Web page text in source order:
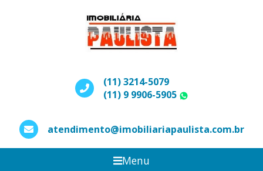
(11) 3214-5079
(11) 9 9906-5905
atendimento@imobiliariapaulista.com.br
Menu